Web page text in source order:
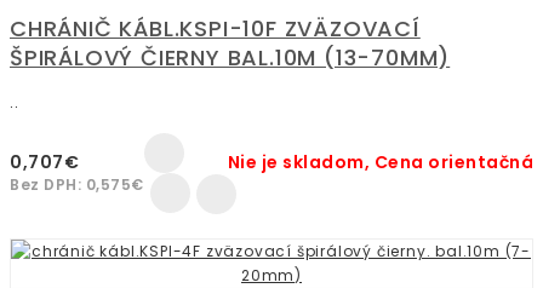
CHRÁNIČ KÁBL.KSPI-10F ZVÄZOVACÍ
ŠPIRÁLOVÝ ČIERNY BAL.10M (13-70MM)
..
0,707€
Bez DPH: 0,575€
Nie je skladom, Cena orientačná